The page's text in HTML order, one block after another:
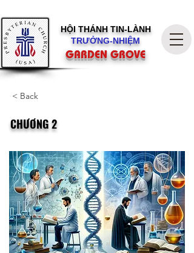
HỘI THÁNH TIN-LÀNH
TRƯỞNG-NHIỆM
GARDEN GROVE
< Back
CHƯƠNG 2